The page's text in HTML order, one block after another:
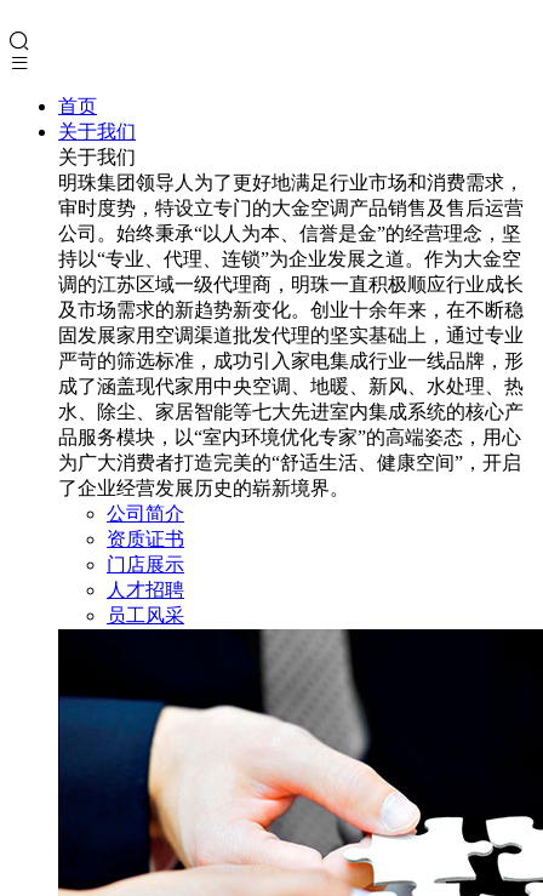
首页
关于我们
关于我们
明珠集团领导人为了更好地满足行业市场和消费需求，
审时度势，特设立专门的大金空调产品销售及售后运营
公司。始终秉承“以人为本、信誉是金”的经营理念，坚
持以“专业、代理、连锁”为企业发展之道。作为大金空
调的江苏区域一级代理商，明珠一直积极顺应行业成长
及市场需求的新趋势新变化。创业十余年来，在不断稳
固发展家用空调渠道批发代理的坚实基础上，通过专业
严苛的筛选标准，成功引入家电集成行业一线品牌，形
成了涵盖现代家用中央空调、地暖、新风、水处理、热
水、除尘、家居智能等七大先进室内集成系统的核心产
品服务模块，以“室内环境优化专家”的高端姿态，用心
为广大消费者打造完美的“舒适生活、健康空间”，开启
了企业经营发展历史的崭新境界。
公司简介
资质证书
门店展示
人才招聘
员工风采